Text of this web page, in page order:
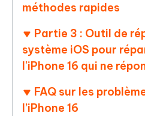
méthodes rapides
Partie 3 : Outil de
système iOS pour
l'iPhone 16 qui ne
FAQ sur les
l’iPhone 16